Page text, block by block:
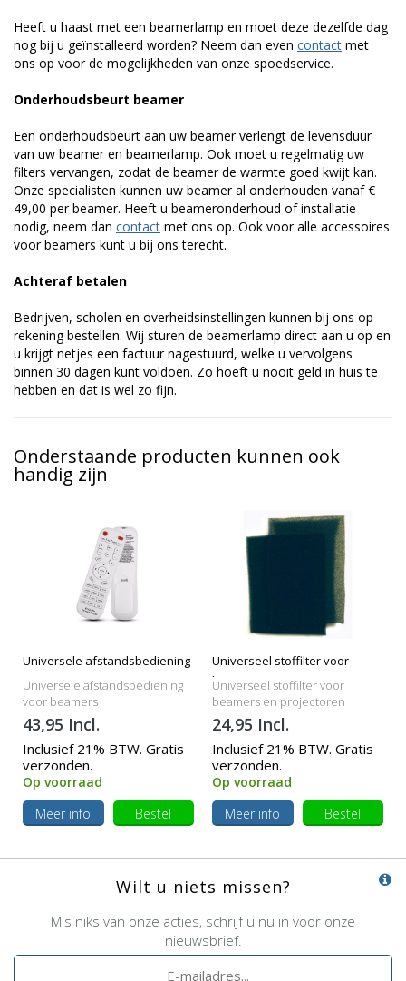
Heeft u haast met een beamerlamp en moet deze dezelfde dag
nog bij u geïnstalleerd worden? Neem dan even contact met
ons op voor de mogelijkheden van onze spoedservice.
Onderhoudsbeurt beamer
Een onderhoudsbeurt aan uw beamer verlengt de levensduur
van uw beamer en beamerlamp. Ook moet u regelmatig uw
filters vervangen, zodat de beamer de warmte goed kwijt kan.
Onze specialisten kunnen uw beamer al onderhouden vanaf €
49,00 per beamer. Heeft u beameronderhoud of installatie
nodig, neem dan contact met ons op. Ook voor alle accessoires
voor beamers kunt u bij ons terecht.
Achteraf betalen
Bedrijven, scholen en overheidsinstellingen kunnen bij ons op
rekening bestellen. Wij sturen de beamerlamp direct aan u op en
u krijgt netjes een factuur nagestuurd, welke u vervolgens
binnen 30 dagen kunt voldoen. Zo hoeft u nooit geld in huis te
hebben en dat is wel zo fijn.
Onderstaande producten kunnen ook
handig zijn
Universele afstandsbediening
Universele afstandsbediening
voor beamers
43,95 Incl.
Inclusief 21% BTW. Gratis
verzonden.
Op voorraad
Meer info
Bestel
Universeel stoffilter voor
beamers
Universeel stoffilter voor
beamers en projectoren
24,95 Incl.
Inclusief 21% BTW. Gratis
verzonden.
Op voorraad
Meer info
Bestel
Wilt u niets missen?
Mis niks van onze acties, schrijf u nu in voor onze
nieuwsbrief.